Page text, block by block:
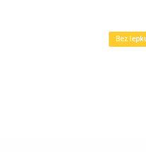
Bez